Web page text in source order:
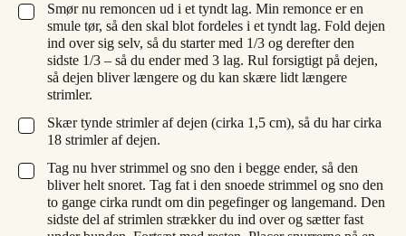
▢
Smør nu remoncen ud i et tyndt lag. Min remonce er en
smule tør, så den skal blot fordeles i et tyndt lag. Fold dejen
ind over sig selv, så du starter med 1/3 og derefter den
sidste 1/3 – så du ender med 3 lag. Rul forsigtigt på dejen,
så dejen bliver længere og du kan skære lidt længere
strimler.
▢
Skær tynde strimler af dejen (cirka 1,5 cm), så du har cirka
18 strimler af dejen.
▢
Tag nu hver strimmel og sno den i begge ender, så den
bliver helt snoret. Tag fat i den snoede strimmel og sno den
to gange cirka rundt om din pegefinger og langemand. Den
sidste del af strimlen strækker du ind over og sætter fast